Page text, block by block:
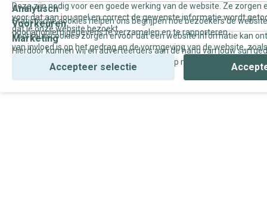
Deze zijn nodig voor een goede werking van de website. Ze zorgen
voor dat aan jou snel en correct de gewenste informatie wordt
dat je onze website bezoekt.
Analytisch
Statistische cookies helpen ons begrijpen hoe bezoekers de
door anoniem gegevens te verzamelen en te rapporteren.
Voorkeuren
Voorkeurscookies zorgen ervoor dat een website informatie kan
van invloed is op het gedrag en de vormgeving van de website,
uw voorkeur of de regio waar u woont.
Marketing
Hierdoor kunnen wij en adverteerders aan de hand van jouw
gepersonaliseerde online advertenties en op maat gemaakte
Accepteer selectie